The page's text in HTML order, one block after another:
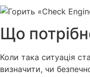
Що
Коли така ситуація
визначити, чи